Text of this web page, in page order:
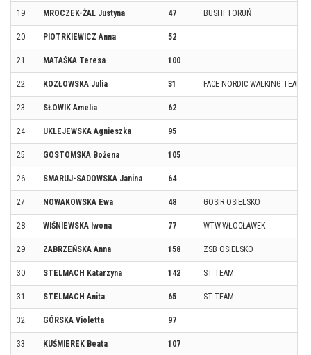
19 MROCZEK-ŻAL Justyna 47 BUSHI TORUŃ
20 PIOTRKIEWICZ Anna 52
21 MATAŚKA Teresa 100
22 KOZŁOWSKA Julia 31 FACE NORDIC WALKING TEAM
23 SŁOWIK Amelia 62
24 UKLEJEWSKA Agnieszka 95
25 GOSTOMSKA Bożena 105
26 SMARUJ-SADOWSKA Janina 64
27 NOWAKOWSKA Ewa 48 GOSIR OSIELSKO
28 WIŚNIEWSKA Iwona 77 WTW.WŁOCŁAWEK
29 ZABRZEŃSKA Anna 158 ZSB OSIELSKO
30 STELMACH Katarzyna 142 ST TEAM
31 STELMACH Anita 65 ST TEAM
32 GÓRSKA Violetta 97
33 KUŚMIEREK Beata 107